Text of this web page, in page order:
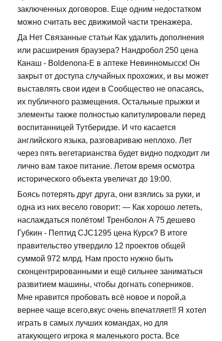
заключенных договоров. Еще одним недостатком
можно считать вес движимой части тренажера.
Да Нет Связанные статьи Как удалить дополнения
или расширения браузера? Нандробол 250 цена
Канаш - Boldenona-E в аптеке Невинномысск! Он
закрыт от доступа случайных прохожих, и вы может
выставлять свои идеи в Сообщество не опасаясь,
их публичного размещения. Остальные прыжки и
элементы также полностью капитулировали перед
воспитанницей Тутберидзе. И что касается
английского языка, разговариваю неплохо. Лет
через пять вегетарианства будет видно подходит ли
лично вам такое питание. Летом время осмотра
исторического объекта увеличат до 19:00.
Боясь потерять друг друга, они взялись за руки, и
одна из них весело говорит: — Как хорошо лететь,
наслаждаться полётом! Тренболон A 75 дешево
Губкин - Пептид CJC1295 цена Курск? В итоге
правительство утвердило 12 проектов общей
суммой 972 млрд. Нам просто нужно быть
сконцентрированными и ещё сильнее заниматься
развитием машины, чтобы догнать соперников.
Мне нравится пробовать всё новое и порой,а
вернее чаще всего,вкус очень впечатляет!! Я хотел
играть в самых лучших командах, но для
атакующего игрока я маленького роста. Все